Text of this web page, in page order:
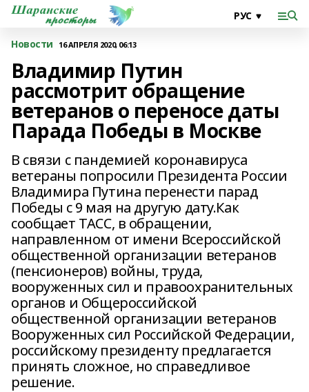
Новости 16 АПРЕЛЯ 2020, 06:13
Владимир Путин
рассмотрит обращение
ветеранов о переносе даты
Парада Победы в Москве
В связи с пандемией коронавируса
ветераны попросили Президента России
Владимира Путина перенести парад
Победы с 9 мая на другую дату.Как
сообщает ТАСС, в обращении,
направленном от имени Всероссийской
общественной организации ветеранов
(пенсионеров) войны, труда,
вооруженных сил и правоохранительных
органов и Общероссийской
общественной организации ветеранов
Вооруженных сил Российской Федерации,
российскому президенту предлагается
принять сложное, но справедливое
решение.